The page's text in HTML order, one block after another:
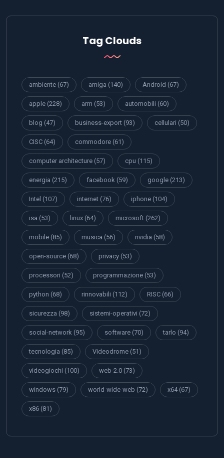
Tag Clouds
ambiente (67) amiga (140) Android (67)
apple (228) arm (53) automobili (60)
blog (47) business-export (93) cellulari (50)
CISC (64) commodore (61)
computer architecture (57) cpu (115)
energia (215) facebook (59) google (213)
Intel (107) internet (76) iphone (104)
isa (53) linux (64) microsoft (262)
mobile (85) musica (56) nvidia (58)
open-source (68) privacy (53)
processori (52) programmazione (53)
python (68) rinnovabili (112) RISC (66)
sicurezza (98) sistemi-operativi (72)
social-network (95) software (70) tarlo (94)
tecnologia (85) Videodrome (51)
videogiochi (100) web-2.0 (73)
windows (79) world-wide-web (72) x64(67)
x86 (81)